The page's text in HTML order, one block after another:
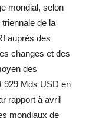
mondial, selon
de la
auprès des
changes et des
des
929 Mds USD en
rapport à avril
mondiaux de